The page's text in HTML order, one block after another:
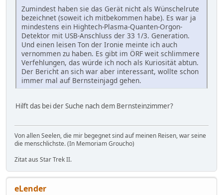
Zumindest haben sie das Gerät nicht als Wünschelrute
bezeichnet (soweit ich mitbekommen habe). Es war ja
mindestens ein Hightech-Plasma-Quanten-Orgon-
Detektor mit USB-Anschluss der 33 1/3. Generation.
Und einen leisen Ton der Ironie meinte ich auch
vernommen zu haben. Es gibt im ÖRF weit schlimmere
Verfehlungen, das würde ich noch als Kuriosität abtun.
Der Bericht an sich war aber interessant, wollte schon
immer mal auf Bernsteinjagd gehen.
Hilft das bei der Suche nach dem Bernsteinzimmer?
Von allen Seelen, die mir begegnet sind auf meinen Reisen, war seine
die menschlichste. (In Memoriam Groucho)
Zitat aus Star Trek II.
eLender